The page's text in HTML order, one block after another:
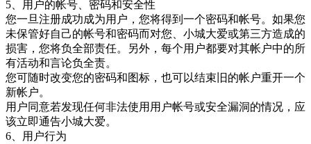
5、用户的帐号、密码和安全性
您一旦注册成功成为用户，您将得到一个密码和帐号。如果您
未保管好自己的帐号和密码而对您、小城大爱或第三方造成的
损害，您将负全部责任。另外，每个用户都要对其帐户中的所
有活动和言论负全责。
您可随时改变您的密码和图标，也可以结束旧的帐户重开一个
新帐户。
用户同意若发现任何非法使用用户帐号或安全漏洞的情况，应
该立即通告小城大爱。
6、用户行为